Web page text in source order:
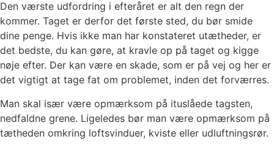
Den værste udfordring i efteråret er alt den regn der
kommer. Taget er derfor det første sted, du bør smide
dine penge. Hvis ikke man har konstateret utætheder, er
det bedste, du kan gøre, at kravle op på taget og kigge
nøje efter. Der kan være en skade, som er på vej og her er
det vigtigt at tage fat om problemet, inden det forværres.
Man skal især være opmærksom på ituslåede tagsten,
nedfaldne grene. Ligeledes bør man være opmærksom på
tætheden omkring loftsvinduer, kviste eller udluftningsrør.